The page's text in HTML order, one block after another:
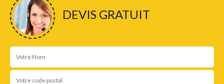
DEVIS GRATUIT